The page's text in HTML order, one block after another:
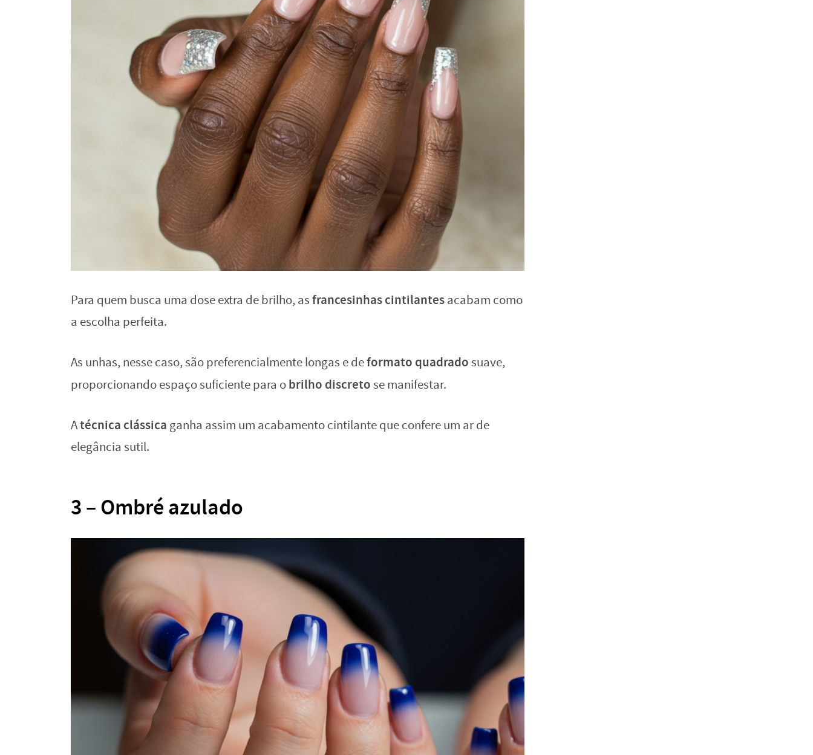
Para quem busca uma dose extra de brilho, asfrancesinhas cintilantesacabam como
a escolha perfeita.
As unhas, nesse caso, são preferencialmente longas e deformato quadradosuave,
proporcionando espaço suficiente para obrilho discretose manifestar.
Atécnica clássica ganha assim um acabamento cintilante que confere um ar de
elegância sutil.
3 – Ombré azulado